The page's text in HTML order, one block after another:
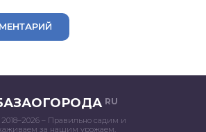
RU
– Правильно садим и
за нашим урожаем.